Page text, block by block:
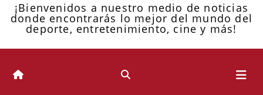
¡Bienvenidos a nuestro medio de noticias
donde encontrarás lo mejor del mundo del
deporte, entretenimiento, cine y más!